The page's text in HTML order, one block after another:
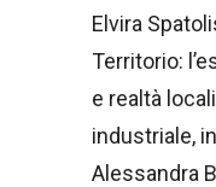
Elvira
Territorio:
e realtà
industriale,
Alessandra